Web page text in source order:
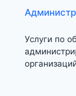
Услуги по